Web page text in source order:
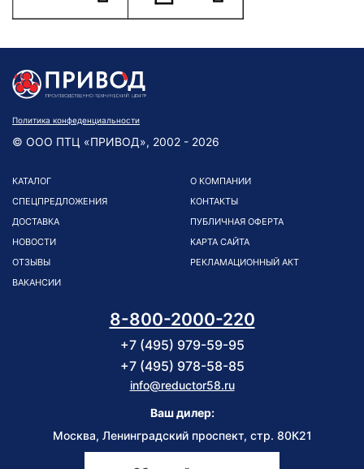
Политика конфеденциальности
© ООО ПТЦ «ПРИВОД», 2002 - 2026
КАТАЛОГ
СПЕЦПРЕДЛОЖЕНИЯ
ДОСТАВКА
НОВОСТИ
ОТЗЫВЫ
ВАКАНСИИ
О КОМПАНИИ
КОНТАКТЫ
ПУБЛИЧНАЯ ОФЕРТА
КАРТА САЙТА
РЕКЛАМАЦИОННЫЙ АКТ
8-800-2000-220
+7 (495) 979-59-95
+7 (495) 978-58-85
info@reductor58.ru
Ваш дилер:
Москва, Ленинградский проспект, стр. 80К21